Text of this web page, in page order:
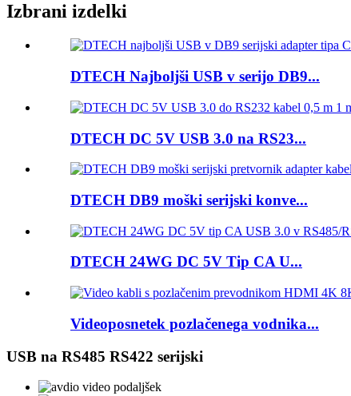
Izbrani izdelki
DTECH Najboljši USB v serijo DB9...
DTECH DC 5V USB 3.0 na RS23...
DTECH DB9 moški serijski konve...
DTECH 24WG DC 5V Tip CA U...
Videoposnetek pozlačenega vodnika...
USB na RS485 RS422 serijski